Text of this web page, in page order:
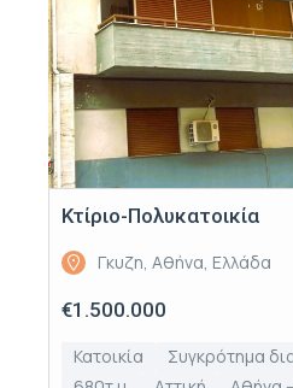
Κτίριο-Πολυκατοικία
Γκυζη, Αθήνα, Ελλάδα
€1.500.000
Κατοικία
Συγκρότημα